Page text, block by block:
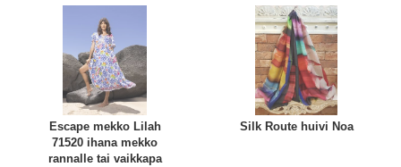
Escape mekko Lilah
71520 ihana mekko
rannalle tai vaikkapa
Silk Route huivi Noa